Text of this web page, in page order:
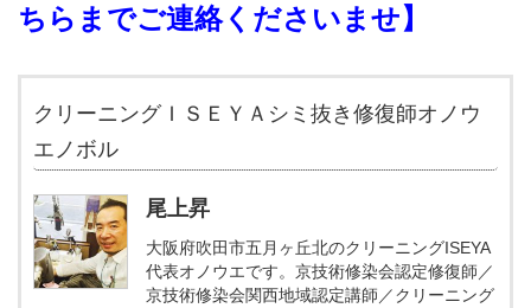
ちらまでご連絡くださいませ】
クリーニングＩＳＥＹＡシミ抜き修復師オノウ
エノボル
尾上昇
大阪府吹田市五月ヶ丘北のクリーニングISEYA
代表オノウエです。京技術修染会認定修復師／
京技術修染会関西地域認定講師／クリーニング